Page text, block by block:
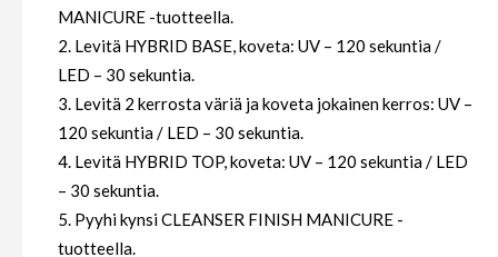
MANICURE -tuotteella.
2. Levitä HYBRID BASE, koveta: UV – 120 sekuntia /
LED – 30 sekuntia.
3. Levitä 2 kerrosta väriä ja koveta jokainen kerros: UV –
120 sekuntia / LED – 30 sekuntia.
4. Levitä HYBRID TOP, koveta: UV – 120 sekuntia / LED
– 30 sekuntia.
5. Pyyhi kynsi CLEANSER FINISH MANICURE -
tuotteella.